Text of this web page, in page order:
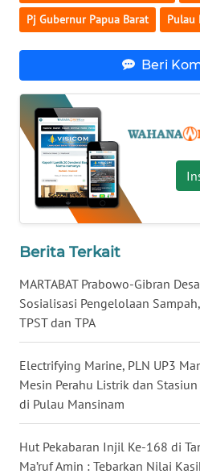
Pj Gubernur Papua Barat Pulau
Beri
Berita Terkait
MARTABAT Prabowo-Gibran
Sosialisasi Pengelolaan
TPST dan TPA
Electrifying Marine, PLN UP3
Mesin Perahu Listrik dan
di Pulau Mansinam
Hut Pekabaran Injil Ke-168 di
Ma’ruf Amin : Tebarkan Nilai
WN
KALTARA
KALSEL
WN
KALTIM
WN
SULSEL
GORONTALO
WN
SULUT
WN
MALUKU
WN
MALUT